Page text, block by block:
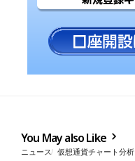
You May also Like
ニュース 仮想通貨チャート分析